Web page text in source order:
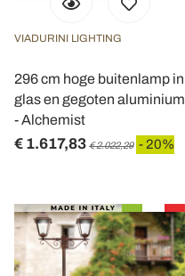
VIADURINI LIGHTING
296 cm hoge buitenlamp in
glas en gegoten aluminium
- Alchemist
€ 1.617,83 € 2.022,29 - 20%